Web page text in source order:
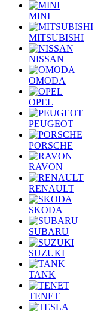
MINI
MITSUBISHI
NISSAN
OMODA
OPEL
PEUGEOT
PORSCHE
RAVON
RENAULT
SKODA
SUBARU
SUZUKI
TANK
TENET